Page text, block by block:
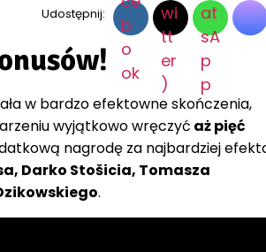
Udostępnij:
w bardzo efektowne skończenia,
wyjątkowo wręczyć aż pięć
nagrodę za najbardziej
Darko Stošicia, Tomasza
.